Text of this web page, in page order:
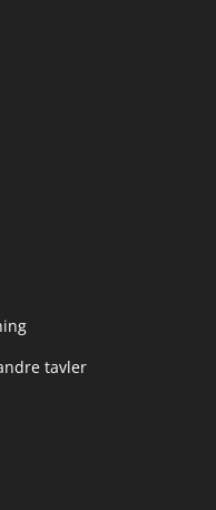
tavler